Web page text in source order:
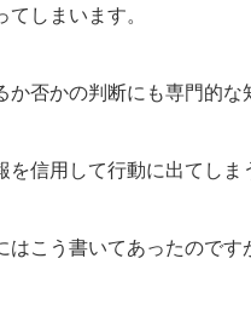
しまいます。
否かの判断にも専門的な
信用して行動に出てし
こう書いてあったので